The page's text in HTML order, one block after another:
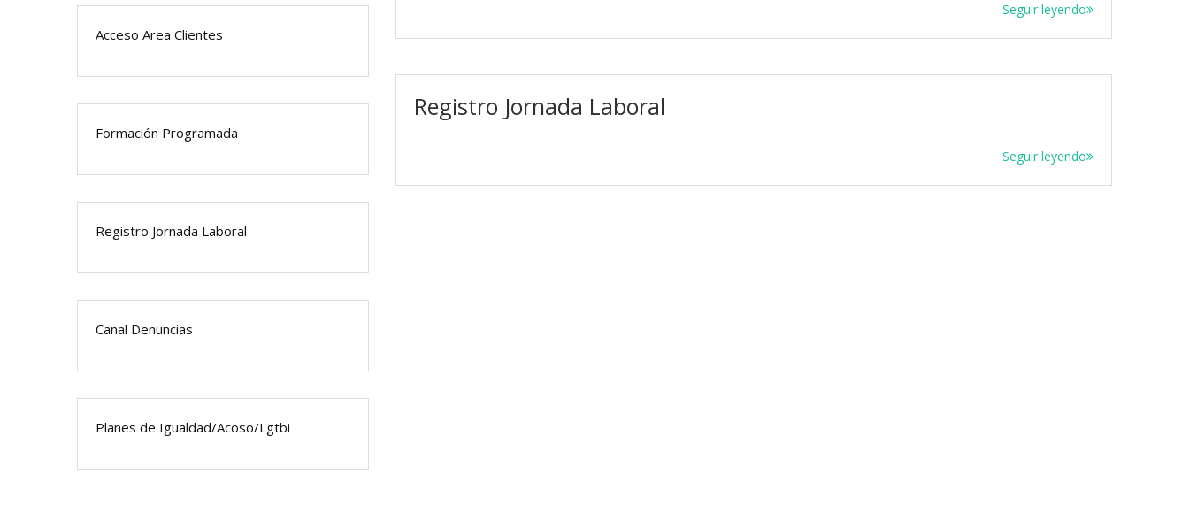
Seguir leyendo
Registro Jornada Laboral
Seguir leyendo
Acceso Area Clientes
Formación Programada
Registro Jornada Laboral
Canal Denuncias
Planes de Igualdad/Acoso/Lgtbi